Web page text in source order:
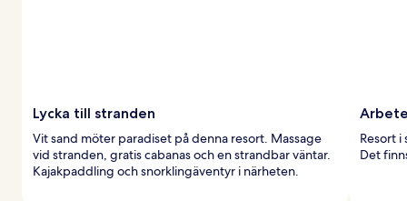
Lycka till stranden
Vit sand möter paradiset på denna resort. Massage
vid stranden, gratis cabanas och en strandbar väntar.
Kajakpaddling och snorklingäventyr i närheten.
Resort
Det